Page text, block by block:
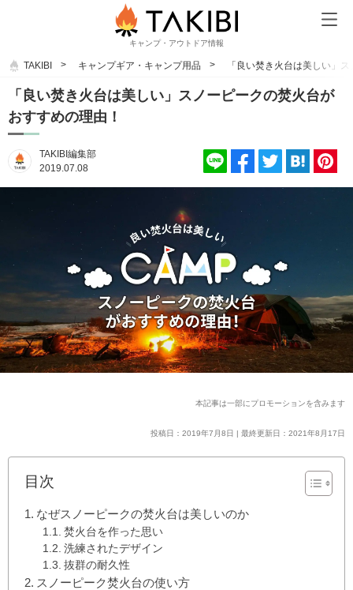
キャンプ・アウトドア情報
TAKIBI キャンプギア・キャンプ用品 「良い焚き火台は美しい」
「良い焚き火台は美しい」スノーピークの焚火台が
おすすめの理由！
TAKIBI編集部
2019.07.08
本記事は一部にプロモーションを含みます
投稿日：2019年7月8日 | 最終更新日：2021年8月17日
目次
なぜスノーピークの焚火台は美しいのか
焚火台を作った思い
洗練されたデザイン
抜群の耐久性
スノーピーク焚火台の使い方